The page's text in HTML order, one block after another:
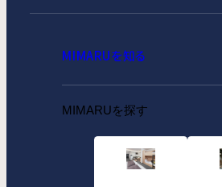
MIMARUを知る
MIMARUを探す